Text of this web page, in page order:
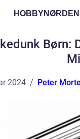
Børn:
2024 Peter